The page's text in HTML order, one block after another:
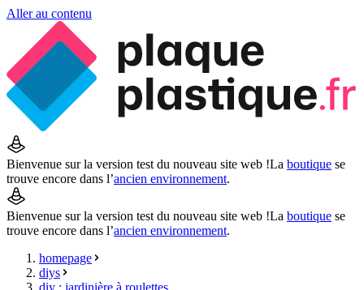
Aller au contenu
Bienvenue sur la version test du nouveau site web !La boutique se
trouve encore dans l’ancien environnement.
Bienvenue sur la version test du nouveau site web !La boutique se
trouve encore dans l’ancien environnement.
homepage
diys
diy : jardinière à roulettes